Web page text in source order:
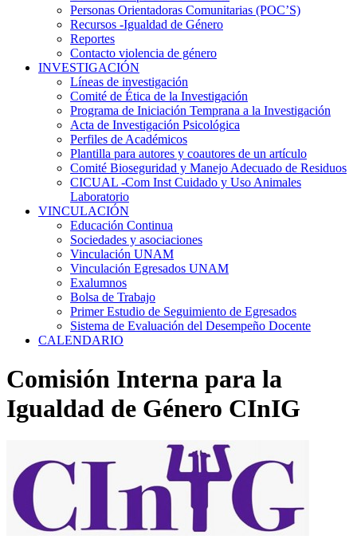
Personas Orientadoras Comunitarias (POC’S)
Recursos -Igualdad de Género
Reportes
Contacto violencia de género
INVESTIGACIÓN
Líneas de investigación
Comité de Ética de la Investigación
Programa de Iniciación Temprana a la Investigación
Acta de Investigación Psicológica
Perfiles de Académicos
Plantilla para autores y coautores de un artículo
Comité Bioseguridad y Manejo Adecuado de Residuos
CICUAL -Com Inst Cuidado y Uso Animales
Laboratorio
VINCULACIÓN
Educación Continua
Sociedades y asociaciones
Vinculación UNAM
Vinculación Egresados UNAM
Exalumnos
Bolsa de Trabajo
Primer Estudio de Seguimiento de Egresados
Sistema de Evaluación del Desempeño Docente
CALENDARIO
Comisión Interna para la
Igualdad de Género CInIG